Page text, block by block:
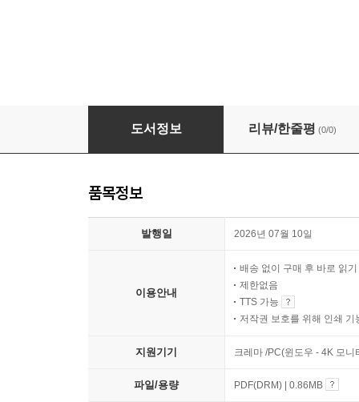
코딩은 끝났다, 다음은 무엇인가
도서정보 리뷰/한줄평 (0/0)
품목정보
발행일 2026년 07월 10일
이용안내
배송 없이 구매 후 바로 읽기
제한없음
TTS 가능
저작권 보호를 위해 인쇄 기
지원기기 크레마 /PC(윈도우 - 4K 모
파일/용량 PDF(DRM) | 0.86MB